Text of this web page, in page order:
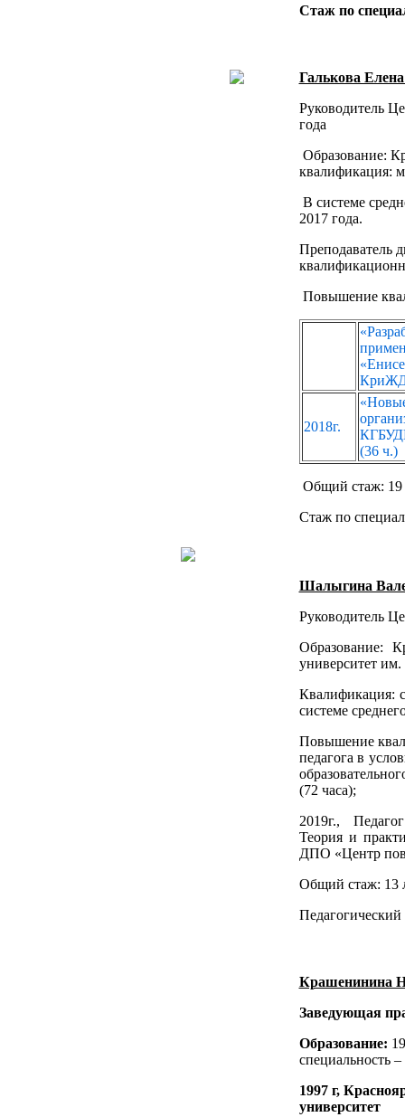
Стаж по
Галькова
Руководитель
года
Образование:
квалификация:
В системе
2017 года.
Преподаватель
Повышение
2018г.
(36 ч.)
Общий стаж: 19
Стаж по
Шалыгина
Руководитель
Образование:
университет
Квалификация:
системе
Повышение
педагога в
(72 часа);
2019г.,
Теория и
ДПО «Центр
Общий стаж: 13
Педагогический
Крашенинина
Заведующая
Образование:
специальность
1997 г,
университет